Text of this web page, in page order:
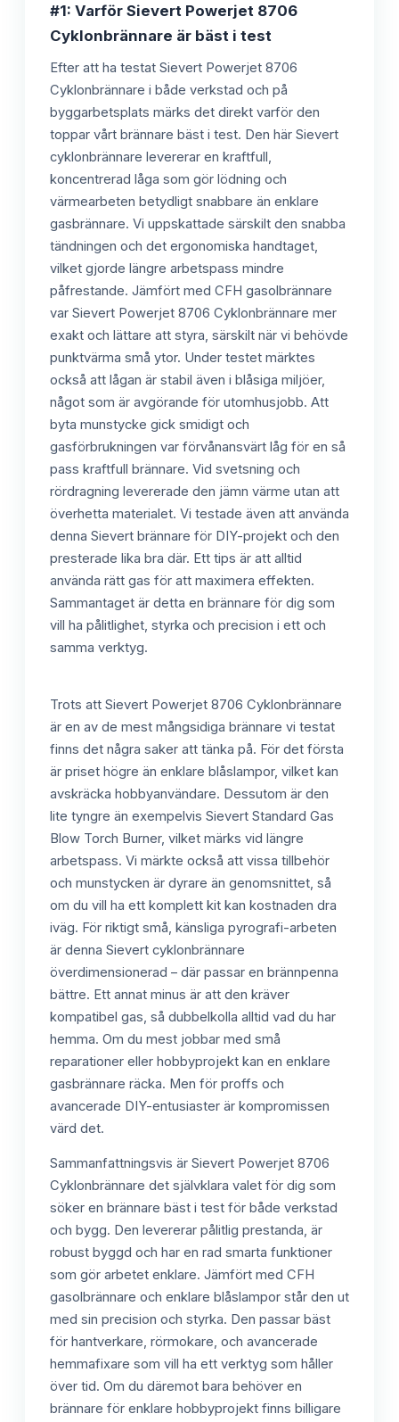
#1: Varför Sievert Powerjet 8706
Cyklonbrännare är bäst i test
Efter att ha testat Sievert Powerjet 8706
Cyklonbrännare i både verkstad och på
byggarbetsplats märks det direkt varför den
toppar vårt brännare bäst i test. Den här Sievert
cyklonbrännare levererar en kraftfull,
koncentrerad låga som gör lödning och
värmearbeten betydligt snabbare än enklare
gasbrännare. Vi uppskattade särskilt den snabba
tändningen och det ergonomiska handtaget,
vilket gjorde längre arbetspass mindre
påfrestande. Jämfört med CFH gasolbrännare
var Sievert Powerjet 8706 Cyklonbrännare mer
exakt och lättare att styra, särskilt när vi behövde
punktvärma små ytor. Under testet märktes
också att lågan är stabil även i blåsiga miljöer,
något som är avgörande för utomhusjobb. Att
byta munstycke gick smidigt och
gasförbrukningen var förvånansvärt låg för en så
pass kraftfull brännare. Vid svetsning och
rördragning levererade den jämn värme utan att
överhetta materialet. Vi testade även att använda
denna Sievert brännare för DIY-projekt och den
presterade lika bra där. Ett tips är att alltid
använda rätt gas för att maximera effekten.
Sammantaget är detta en brännare för dig som
vill ha pålitlighet, styrka och precision i ett och
samma verktyg.
Trots att Sievert Powerjet 8706 Cyklonbrännare
är en av de mest mångsidiga brännare vi testat
finns det några saker att tänka på. För det första
är priset högre än enklare blåslampor, vilket kan
avskräcka hobbyanvändare. Dessutom är den
lite tyngre än exempelvis Sievert Standard Gas
Blow Torch Burner, vilket märks vid längre
arbetspass. Vi märkte också att vissa tillbehör
och munstycken är dyrare än genomsnittet, så
om du vill ha ett komplett kit kan kostnaden dra
iväg. För riktigt små, känsliga pyrografi-arbeten
är denna Sievert cyklonbrännare
överdimensionerad – där passar en brännpenna
bättre. Ett annat minus är att den kräver
kompatibel gas, så dubbelkolla alltid vad du har
hemma. Om du mest jobbar med små
reparationer eller hobbyprojekt kan en enklare
gasbrännare räcka. Men för proffs och
avancerade DIY-entusiaster är kompromissen
värd det.
Sammanfattningsvis är Sievert Powerjet 8706
Cyklonbrännare det självklara valet för dig som
söker en brännare bäst i test för både verkstad
och bygg. Den levererar pålitlig prestanda, är
robust byggd och har en rad smarta funktioner
som gör arbetet enklare. Jämfört med CFH
gasolbrännare och enklare blåslampor står den ut
med sin precision och styrka. Den passar bäst
för hantverkare, rörmokare, och avancerade
hemmafixare som vill ha ett verktyg som håller
över tid. Om du däremot bara behöver en
brännare för enklare hobbyprojekt finns billigare